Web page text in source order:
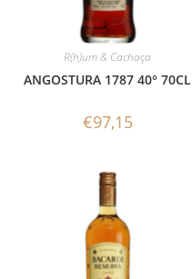
R(h)um & Cachaça
ANGOSTURA 1787 40° 70CL
€97,15